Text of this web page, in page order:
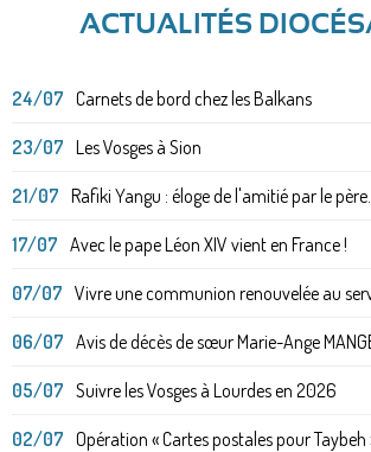
ACTUALITÉS
24/07 Carnets de bord chez les Balkans
23/07 Les Vosges à Sion
21/07 Rafiki Yangu : éloge de l'amitié par le père...
17/07 Avec le pape Léon XIV vient en France !
07/07 Vivre une communion renouvelée au
06/07 Avis de décès de sœur Marie-Ange
05/07 Suivre les Vosges à Lourdes en 2026
02/07 Opération « Cartes postales pour Taybeh